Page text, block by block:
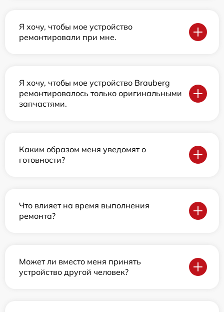
Я хочу, чтобы мое устройство
ремонтировали при мне.
Я хочу, чтобы мое устройство Brauberg
ремонтировалось только оригинальными
запчастями.
Каким образом меня уведомят о
готовности?
Что влияет на время выполнения
ремонта?
Может ли вместо меня принять
устройство другой человек?